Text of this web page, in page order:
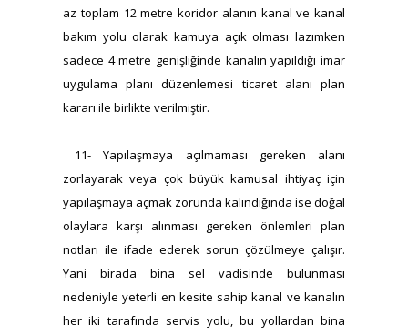
az toplam 12 metre koridor alanın kanal ve kanal
bakım yolu olarak kamuya açık olması lazımken
sadece 4 metre genişliğinde kanalın yapıldığı imar
uygulama planı düzenlemesi ticaret alanı plan
kararı ile birlikte verilmiştir.
11- Yapılaşmaya açılmaması gereken alanı
zorlayarak veya çok büyük kamusal ihtiyaç için
yapılaşmaya açmak zorunda kalındığında ise doğal
olaylara karşı alınması gereken önlemleri plan
notları ile ifade ederek sorun çözülmeye çalışır.
Yani birada bina sel vadisinde bulunması
nedeniyle yeterli en kesite sahip kanal ve kanalın
her iki tarafında servis yolu, bu yollardan bina